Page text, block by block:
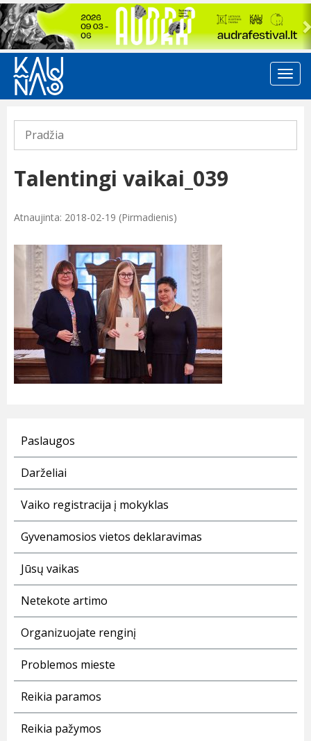
Previous
Pradžia
Talentingi vaikai_039
Atnaujinta: 2018-02-19 (Pirmadienis)
Paslaugos
Darželiai
Vaiko registracija į mokyklas
Gyvenamosios vietos deklaravimas
Jūsų vaikas
Netekote artimo
Organizuojate renginį
Problemos mieste
Reikia paramos
Reikia pažymos